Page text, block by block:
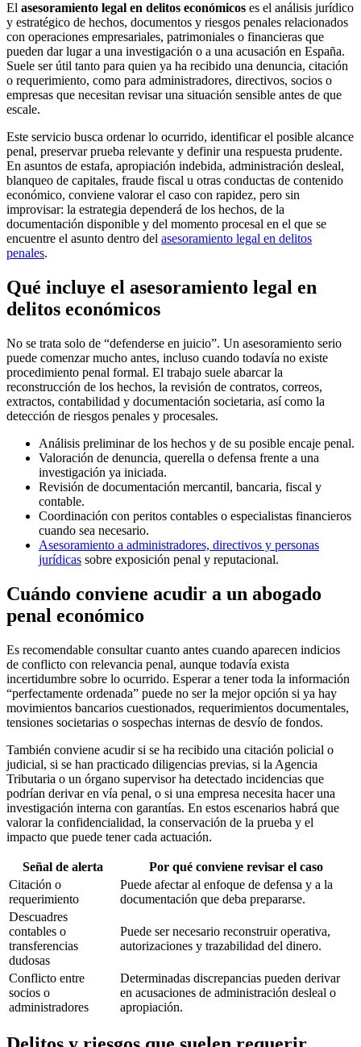
El asesoramiento legal en delitos económicos es el análisis jurídico
y estratégico de hechos, documentos y riesgos penales relacionados
con operaciones empresariales, patrimoniales o financieras que
pueden dar lugar a una investigación o a una acusación en España.
Suele ser útil tanto para quien ya ha recibido una denuncia, citación
o requerimiento, como para administradores, directivos, socios o
empresas que necesitan revisar una situación sensible antes de que
escale.
Este servicio busca ordenar lo ocurrido, identificar el posible alcance
penal, preservar prueba relevante y definir una respuesta prudente.
En asuntos de estafa, apropiación indebida, administración desleal,
blanqueo de capitales, fraude fiscal u otras conductas de contenido
económico, conviene valorar el caso con rapidez, pero sin
improvisar: la estrategia dependerá de los hechos, de la
documentación disponible y del momento procesal en el que se
encuentre el asunto dentro del asesoramiento legal en delitos
penales.
Qué incluye el asesoramiento legal en
delitos económicos
No se trata solo de “defenderse en juicio”. Un asesoramiento serio
puede comenzar mucho antes, incluso cuando todavía no existe
procedimiento penal formal. El trabajo suele abarcar la
reconstrucción de los hechos, la revisión de contratos, correos,
extractos, contabilidad y documentación societaria, así como la
detección de riesgos penales y procesales.
Análisis preliminar de los hechos y de su posible encaje penal.
Valoración de denuncia, querella o defensa frente a una
investigación ya iniciada.
Revisión de documentación mercantil, bancaria, fiscal y
contable.
Coordinación con peritos contables o especialistas financieros
cuando sea necesario.
Asesoramiento a administradores, directivos y personas
jurídicas sobre exposición penal y reputacional.
Cuándo conviene acudir a un abogado
penal económico
Es recomendable consultar cuanto antes cuando aparecen indicios
de conflicto con relevancia penal, aunque todavía exista
incertidumbre sobre lo ocurrido. Esperar a tener toda la información
“perfectamente ordenada” puede no ser la mejor opción si ya hay
movimientos bancarios cuestionados, requerimientos documentales,
tensiones societarias o sospechas internas de desvío de fondos.
También conviene acudir si se ha recibido una citación policial o
judicial, si se han practicado diligencias previas, si la Agencia
Tributaria o un órgano supervisor ha detectado incidencias que
podrían derivar en vía penal, o si una empresa necesita hacer una
investigación interna con garantías. En estos escenarios habrá que
valorar la confidencialidad, la conservación de la prueba y el
impacto que puede tener cada actuación.
Señal de alerta
Por qué conviene revisar el caso
Citación o
requerimiento
Puede afectar al enfoque de defensa y a la
documentación que deba prepararse.
Descuadres
contables o
transferencias
dudosas
Puede ser necesario reconstruir operativa,
autorizaciones y trazabilidad del dinero.
Conflicto entre
socios o
administradores
Determinadas discrepancias pueden derivar
en acusaciones de administración desleal o
apropiación.